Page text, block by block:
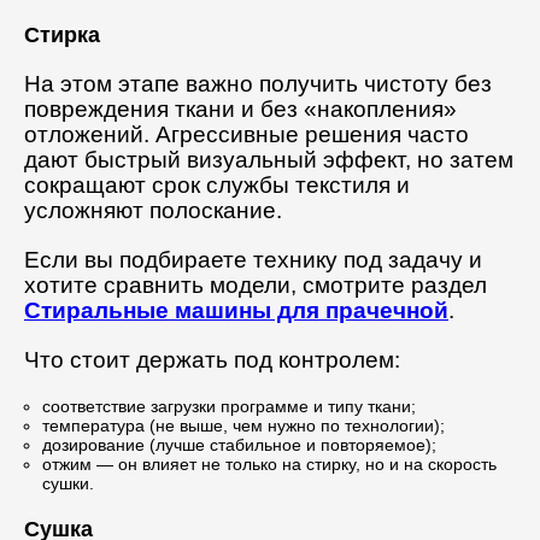
Стирка
На этом этапе важно получить чистоту без
повреждения ткани и без «накопления»
отложений. Агрессивные решения часто
дают быстрый визуальный эффект, но затем
сокращают срок службы текстиля и
усложняют полоскание.
Если вы подбираете технику под задачу и
хотите сравнить модели, смотрите раздел
Стиральные машины для прачечной.
Что стоит держать под контролем:
соответствие загрузки программе и типу ткани;
температура (не выше, чем нужно по технологии);
дозирование (лучше стабильное и повторяемое);
отжим — он влияет не только на стирку, но и на скорость
сушки.
Сушка